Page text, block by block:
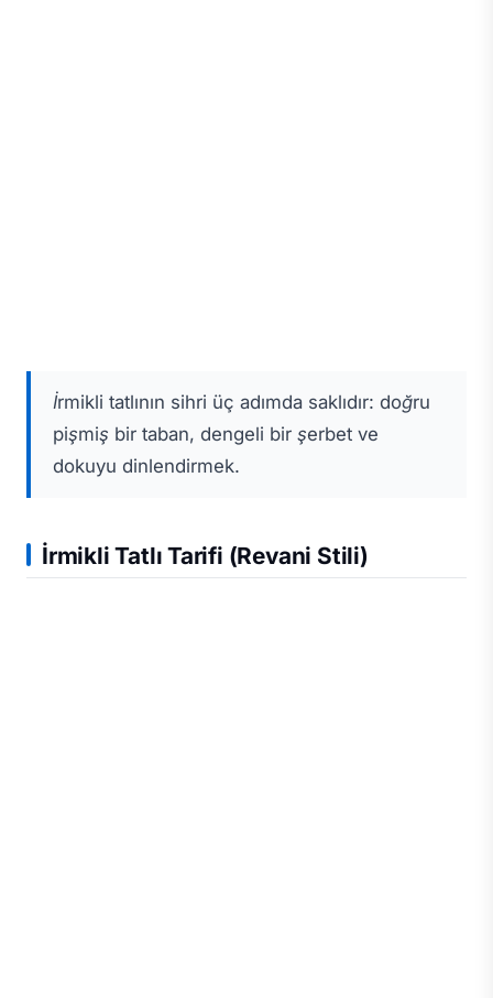
İrmikli tatlının sihri üç adımda saklıdır: doğru
pişmiş bir taban, dengeli bir şerbet ve
dokuyu dinlendirmek.
İrmikli Tatlı Tarifi (Revani Stili)